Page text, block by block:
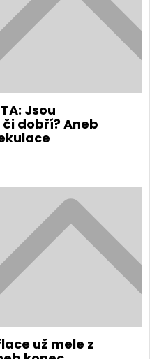
Jsou
dobří? Aneb
už mele z